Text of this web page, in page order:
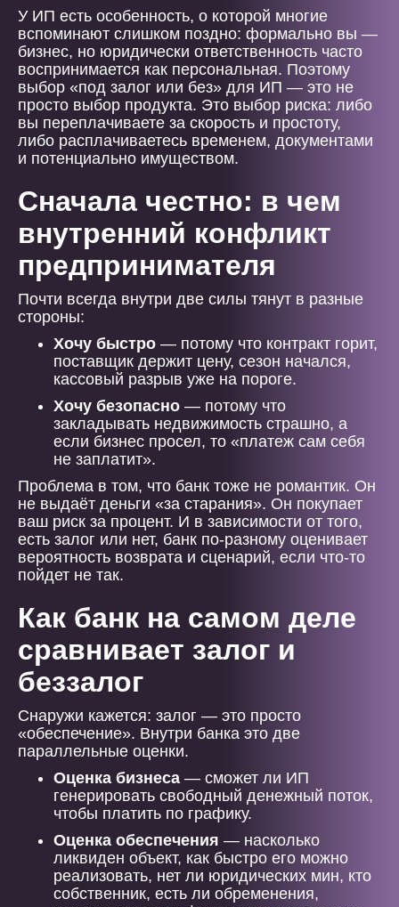
У ИП есть особенность, о которой многие
вспоминают слишком поздно: формально вы —
бизнес, но юридически ответственность часто
воспринимается как персональная. Поэтому
выбор «под залог или без» для ИП — это не
просто выбор продукта. Это выбор риска: либо
вы переплачиваете за скорость и простоту,
либо расплачиваетесь временем, документами
и потенциально имуществом.
Сначала честно: в чем
внутренний конфликт
предпринимателя
Почти всегда внутри две силы тянут в разные
стороны:
Хочу быстро — потому что контракт горит,
поставщик держит цену, сезон начался,
кассовый разрыв уже на пороге.
Хочу безопасно — потому что
закладывать недвижимость страшно, а
если бизнес просел, то «платеж сам себя
не заплатит».
Проблема в том, что банк тоже не романтик. Он
не выдаёт деньги «за старания». Он покупает
ваш риск за процент. И в зависимости от того,
есть залог или нет, банк по-разному оценивает
вероятность возврата и сценарий, если что-то
пойдет не так.
Как банк на самом деле
сравнивает залог и
беззалог
Снаружи кажется: залог — это просто
«обеспечение». Внутри банка это две
параллельные оценки.
Оценка бизнеса — сможет ли ИП
генерировать свободный денежный поток,
чтобы платить по графику.
Оценка обеспечения — насколько
ликвиден объект, как быстро его можно
реализовать, нет ли юридических мин, кто
собственник, есть ли обременения,